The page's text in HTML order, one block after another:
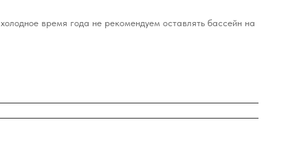
время года не рекомендуем оставлять бассейн на